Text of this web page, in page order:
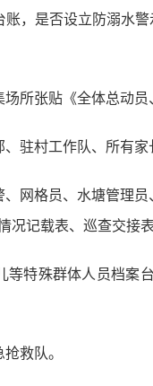
，是否设立防溺水
所张贴《全体总动
驻村工作队、所有
网格员、水塘管理
况记载表、巡查交接
等特殊群体人员档案
救队。